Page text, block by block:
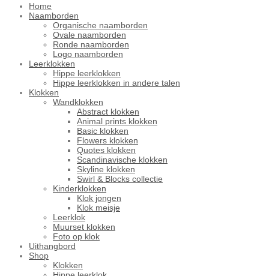
Home
Naamborden
Organische naamborden
Ovale naamborden
Ronde naamborden
Logo naamborden
Leerklokken
Hippe leerklokken
Hippe leerklokken in andere talen
Klokken
Wandklokken
Abstract klokken
Animal prints klokken
Basic klokken
Flowers klokken
Quotes klokken
Scandinavische klokken
Skyline klokken
Swirl & Blocks collectie
Kinderklokken
Klok jongen
Klok meisje
Leerklok
Muurset klokken
Foto op klok
Uithangbord
Shop
Klokken